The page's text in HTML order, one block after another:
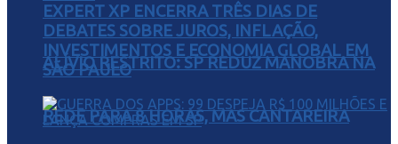
ALÍVIO RESTRITO: SP REDUZ MANOBRA NA
REDE PARA 8 HORAS, MAS CANTAREIRA
EXPERT XP ENCERRA TRÊS DIAS DE
DEBATES SOBRE JUROS, INFLAÇÃO,
INVESTIMENTOS E ECONOMIA GLOBAL EM
SÃO PAULO